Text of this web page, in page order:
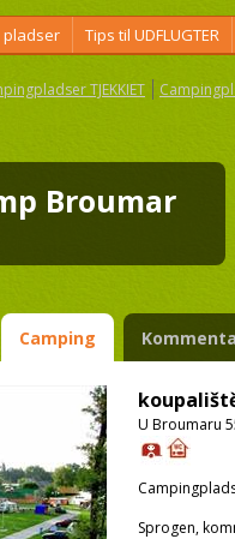
pladser Tips til UDFLUGTER
TJEKKIET
Broumar
Camping
U Broumaru
Sprogen,